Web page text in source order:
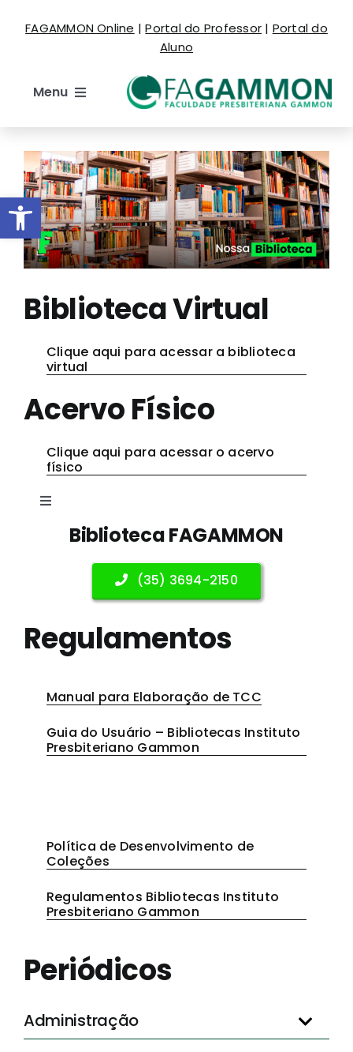
Barra de Ferramentas Aberta
paraFAGAMMON Online |Portal do Professor | Portal do
Aluno
Menu
Cursos
Estude Aqui
Espaço do Aluno
Eventos
Contato
Biblioteca Virtual
Clique aqui para acessar a biblioteca
virtual
Acervo Físico
Clique aqui para acessar o acervo
físico
Toggle
Navigation
Biblioteca Virtual
Acervo Físico
Regulamentos
Periódicos
Bases de Dados
Biblioteca FAGAMMON
(35) 3694-2150
Regulamentos
Manual para Elaboração de TCC
Guia do Usuário – Bibliotecas Instituto
Presbiteriano Gammon
Política de Desenvolvimento de
Coleções
Regulamentos Bibliotecas Instituto
Presbiteriano Gammon
Periódicos
Administração